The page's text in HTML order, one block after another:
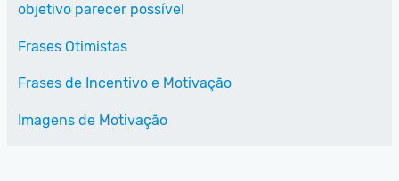
objetivo parecer possível
Frases Otimistas
Frases de Incentivo e Motivação
Imagens de Motivação